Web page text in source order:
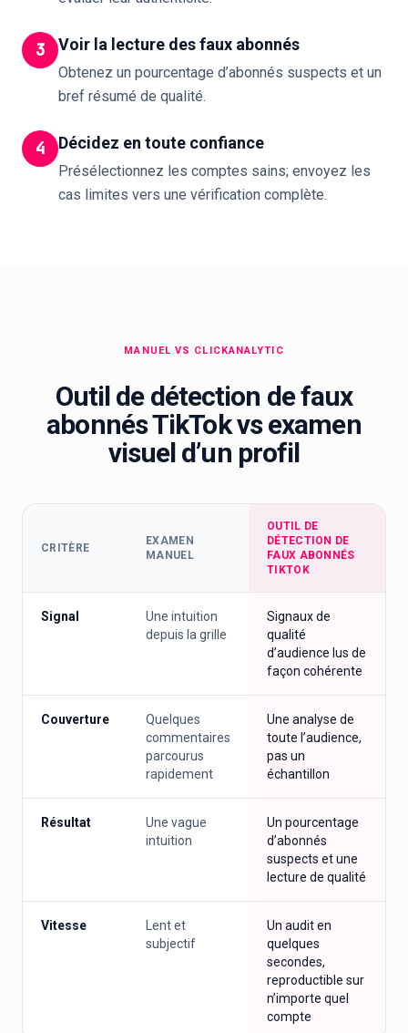
3 Voir la lecture des faux abonnés
Obtenez un pourcentage d’abonnés suspects et un
bref résumé de qualité.
4 Décidez en toute confiance
Présélectionnez les comptes sains; envoyez les
cas limites vers une vérification complète.
MANUEL VS CLICKANALYTIC
Outil de détection de faux
abonnés TikTok vs examen
visuel d’un profil
CRITÈRE
EXAMEN
MANUEL
OUTIL DE
DÉTECTION DE
FAUX ABONNÉS
TIKTOK
Signal
Une intuition
depuis la grille
Signaux de
qualité
d’audience lus de
façon cohérente
Couverture
Quelques
commentaires
parcourus
rapidement
Une analyse de
toute l’audience,
pas un
échantillon
Résultat
Une vague
intuition
Un pourcentage
d’abonnés
suspects et une
lecture de qualité
Vitesse
Lent et
subjectif
Un audit en
quelques
secondes,
reproductible sur
n’importe quel
compte